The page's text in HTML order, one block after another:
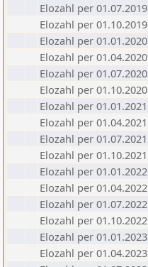
Elozahl per 01.07.2019
Elozahl per 01.10.2019
Elozahl per 01.01.2020
Elozahl per 01.04.2020
Elozahl per 01.07.2020
Elozahl per 01.10.2020
Elozahl per 01.01.2021
Elozahl per 01.04.2021
Elozahl per 01.07.2021
Elozahl per 01.10.2021
Elozahl per 01.01.2022
Elozahl per 01.04.2022
Elozahl per 01.07.2022
Elozahl per 01.10.2022
Elozahl per 01.01.2023
Elozahl per 01.04.2023